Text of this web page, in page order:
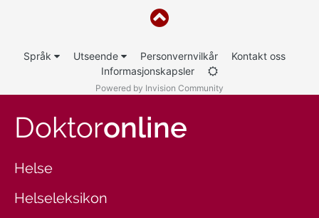
Språk Utseende Personvernvilkår
Kontakt oss
Informasjonskapsler
Powered by Invision Community
Doktoronline
Helse
Helseleksikon